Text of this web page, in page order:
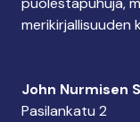
merikirjallisuuden
John Nurmisen
Pasilankatu 2